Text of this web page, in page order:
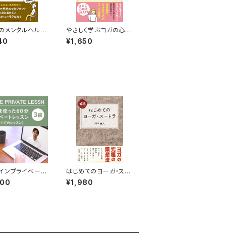
メンタルヘルス
想
やさしく学ぶヨガの心理
学
¥1,650
ンプライベート
３回
はじめてのヨーガ・スー
トラ
¥1,980